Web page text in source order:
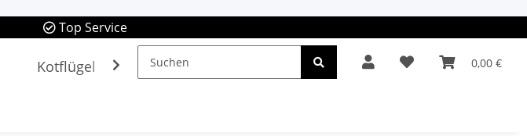
Top Service
0,00 €
Kotflügel Spiegel & Leuchten Autopflege Oldtimerteile